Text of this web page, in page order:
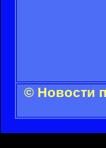
© Новости